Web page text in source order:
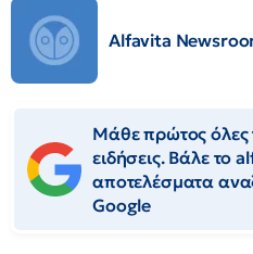
Alfavita
Μάθε πρώτος όλες
ειδήσεις. Βάλε το
αποτελέσματα
Google